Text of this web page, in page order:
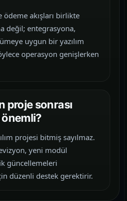
akışları birlikte
değil; entegrasyona,
uygun bir yazılım
operasyon genişlerken
proje sonrası
projesi bitmiş sayılmaz.
yeni modül
güncellemeleri
düzenli destek gerektirir.